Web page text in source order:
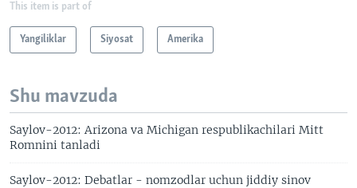
This item is part of
Yangiliklar Siyosat Amerika
Shu mavzuda
Saylov-2012: Arizona va Michigan respublikachilari Mitt
Romnini tanladi
Saylov-2012: Debatlar - nomzodlar uchun jiddiy sinov